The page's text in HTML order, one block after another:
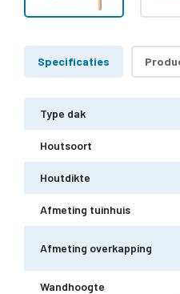
Specificaties
Type dak
Houtsoort
Houtdikte
Afmeting tuinhuis
Afmeting overkapping
Wandhoogte